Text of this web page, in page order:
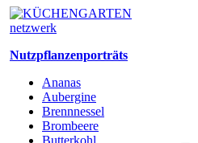
Nutzpflanzenporträts
Ananas
Aubergine
Brennnessel
Brombeere
Butterkohl